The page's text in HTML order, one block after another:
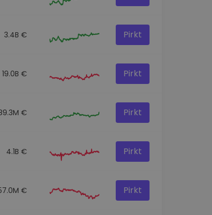
3.4B € Pirkt
19.0B € Pirkt
€ Pirkt
4.1B € Pirkt
€ Pirkt